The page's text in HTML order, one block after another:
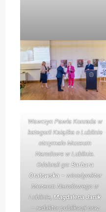
Wawrzyn Pawła Konrada w
kategorii Książka o Lublinie
otrzymało Muzeum
Narodowe w Lublinie.
Odebrali go:Barbara
Oratowska– wicedyrektor
Muzeum Narodowego w
Lublinie,Magdalena Janik
– redaktor publikacji oraz